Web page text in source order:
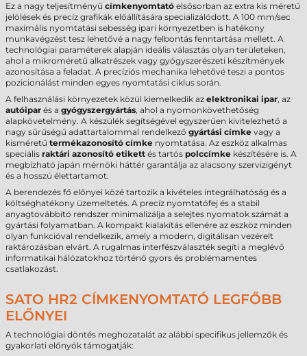
Ez a nagy teljesítményű címkenyomtató elsősorban az extra kis méretű
jelölések és precíz grafikák előállítására specializálódott. A 100 mm/sec
maximális nyomtatási sebesség ipari környezetben is hatékony
munkavégzést tesz lehetővé a nagy felbontás fenntartása mellett. A
technológiai paraméterek alapján ideális választás olyan területeken,
ahol a mikroméretű alkatrészek vagy gyógyszerészeti készítmények
azonosítása a feladat. A precíziós mechanika lehetővé teszi a pontos
pozicionálást minden egyes nyomtatási ciklus során.
A felhasználási környezetek közül kiemelkedik az elektronikai ipar, az
autóipar és a gyógyszergyártás, ahol a nyomonkövethetőség
alapkövetelmény. A készülék segítségével egyszerűen kivitelezhető a
nagy sűrűségű adattartalommal rendelkező gyártási címke vagy a
kisméretű termékazonosító címke nyomtatása. Az eszköz alkalmas
speciális raktári azonosító etikett és tartós polccímke készítésére is. A
megbízható japán mérnöki háttér garantálja az alacsony szervizigényt
és a hosszú élettartamot.
A berendezés fő előnyei közé tartozik a kivételes integrálhatóság és a
költséghatékony üzemeltetés. A precíz nyomtatófej és a stabil
anyagtovábbító rendszer minimalizálja a selejtes nyomatok számát a
gyártási folyamatban. A kompakt kialakítás ellenére az eszköz minden
olyan funkcióval rendelkezik, amely a modern, digitálisan vezérelt
raktározásban elvárt. A rugalmas interfészválaszték segíti a meglévő
informatikai hálózatokhoz történő gyors és problémamentes
csatlakozást.
SATO HR2 CÍMKENYOMTATÓ LEGFŐBB
ELŐNYEI
A technológiai döntés meghozatalát az alábbi specifikus jellemzők és
gyakorlati előnyök támogatják: